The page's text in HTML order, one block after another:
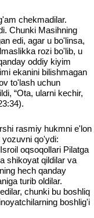
chekmadilar.
Chunki Masihning
edi, agar u bo'linsa,
rozi bo'lib, u
oddiy kiyim
ekanini bilishmagan
to'lash uchun
“Ota, ularni kechir,
rasmiy hukmni e'lon
yozuvni qo'ydi:
oqsoqollari Pilatga
shikoyat qildilar va
hech qanday
turib oldilar.
chunki bu boshliq
boshlig'i